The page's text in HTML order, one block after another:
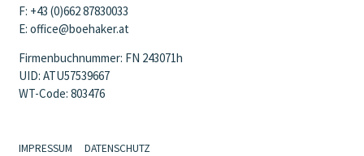
F: +43 (0)662 87830033
E: office@boehaker.at
Firmenbuchnummer: FN 243071h
UID: ATU57539667
WT-Code: 803476
IMPRESSUM DATENSCHUTZ